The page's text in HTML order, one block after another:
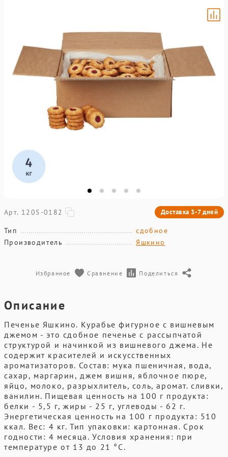
Арт. 1205-0182 Доставка 3-7 дней
Тип
сдобное
Производитель
Яшкино
Избранное Сравнение Поделиться
Описание
Печенье Яшкино. Курабье фигурное с вишневым
джемом - это сдобное печенье с рассыпчатой
структурой и начинкой из вишневого джема. Не
содержит красителей и искусственных
ароматизаторов. Состав: мука пшеничная, вода,
сахар, маргарин, джем вишня, яблочное пюре,
яйцо, молоко, разрыхлитель, соль, аромат. сливки,
ванилин. Пищевая ценность на 100 г продукта:
белки - 5,5 г, жиры - 25 г, углеводы - 62 г.
Энергетическая ценность на 100 г продукта: 510
ккал. Вес: 4 кг. Тип упаковки: картонная. Срок
годности: 4 месяца. Условия хранения: при
температуре от 13 до 21 °С.